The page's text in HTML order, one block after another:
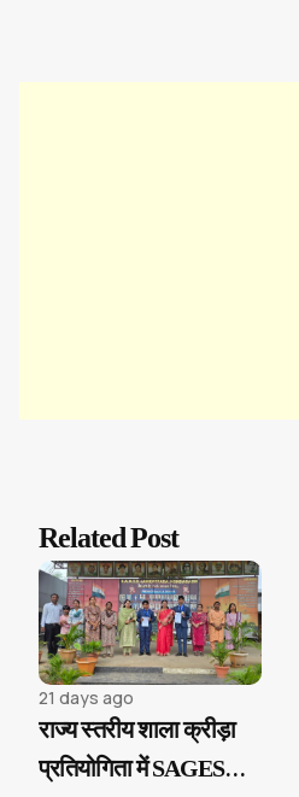
Related Post
21 days ago
राज्य स्तरीय शाला क्रीड़ा
प्रतियोगिता में SAGES